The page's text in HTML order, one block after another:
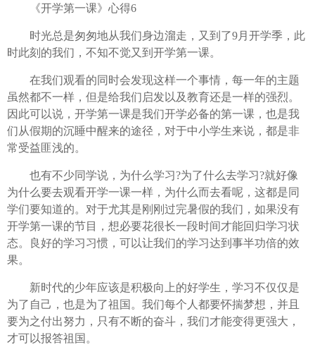
《开学第一课》心得6
时光总是匆匆地从我们身边溜走，又到了9月开学季，此
时此刻的我们，不知不觉又到开学第一课。
在我们观看的同时会发现这样一个事情，每一年的主题
虽然都不一样，但是给我们启发以及教育还是一样的强烈。
因此可以说，开学第一课是我们开学必备的第一课，也是我
们从假期的沉睡中醒来的途径，对于中小学生来说，都是非
常受益匪浅的。
也有不少同学说，为什么学习?为了什么去学习?就好像
为什么要去观看开学一课一样，为什么而去看呢，这都是同
学们要知道的。对于尤其是刚刚过完暑假的我们，如果没有
开学第一课的节目，想必要花很长一段时间才能回归学习状
态。良好的学习习惯，可以让我们的学习达到事半功倍的效
果。
新时代的少年应该是积极向上的好学生，学习不仅仅是
为了自己，也是为了祖国。我们每个人都要怀揣梦想，并且
要为之付出努力，只有不断的奋斗，我们才能变得更强大，
才可以报答祖国。